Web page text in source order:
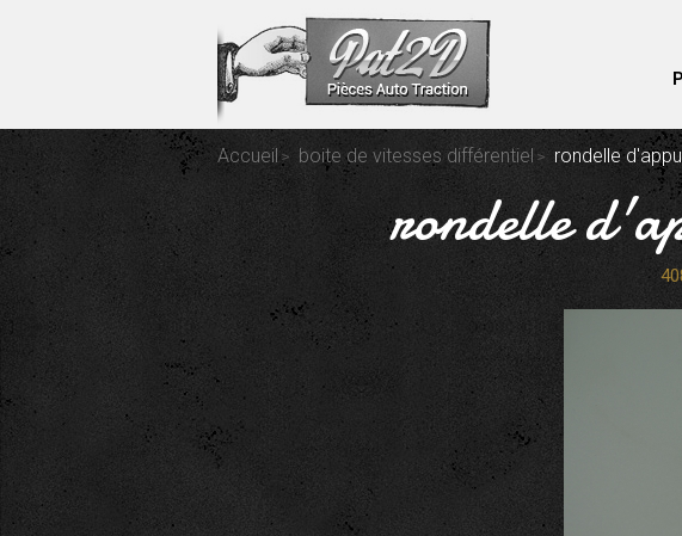
Accueil boite de vitesses différentiel rondelle
rondelle